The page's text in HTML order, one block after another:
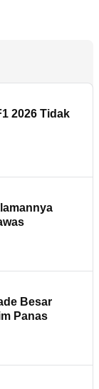
2026 Tidak
Besar
Panas